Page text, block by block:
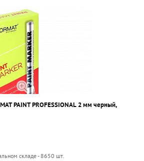
PAINT PROFESSIONAL 2 мм черный,
складе - 8650 шт.